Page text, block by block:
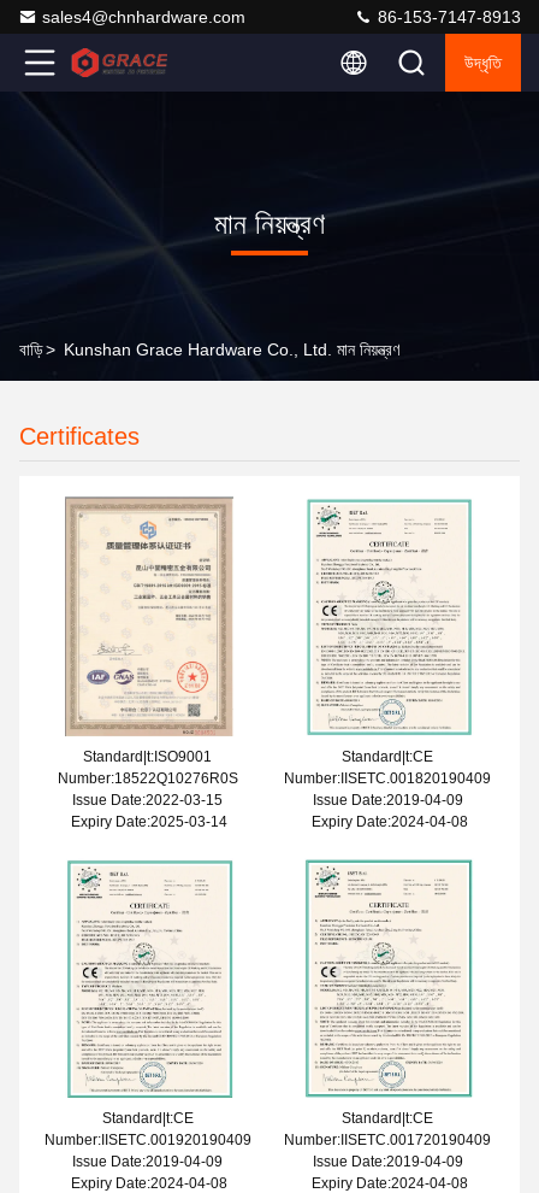
sales4@chnhardware.com 86-153-7147-8913
উদ্ধৃতি
মান নিয়ন্ত্রণ
বাড়ি> Kunshan Grace Hardware Co., Ltd. মান নিয়ন্ত্রণ
Certificates
Standard|t:ISO9001
Number:18522Q10276R0S
Issue Date:2022-03-15
Expiry Date:2025-03-14
Standard|t:CE
Number:IISETC.001820190409
Issue Date:2019-04-09
Expiry Date:2024-04-08
Standard|t:CE
Number:IISETC.001920190409
Issue Date:2019-04-09
Expiry Date:2024-04-08
Standard|t:CE
Number:IISETC.001720190409
Issue Date:2019-04-09
Expiry Date:2024-04-08